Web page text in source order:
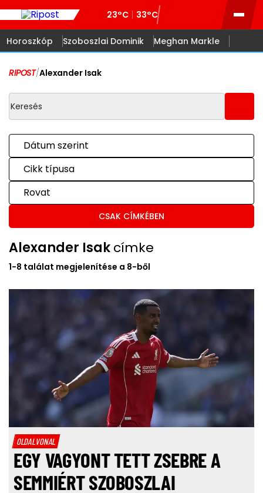
23°C 33°C
Horoszkóp Szoboszlai Dominik Meghan Markle
RIPOST/Alexander Isak
Dátum szerint
Cikk típusa
Rovat
CSAK CÍMKÉBEN
Alexander Isakcímke
1-8 találat megjelenítése a 8-ből
OLDALVONAL
EGY VAGYONT TETT ZSEBRE A
SEMMIÉRT SZOBOSZLAI